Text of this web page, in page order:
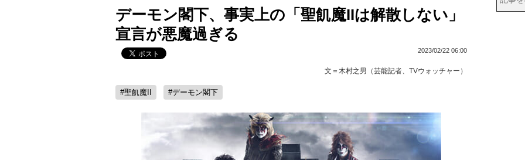
デーモン閣下、事実上の「聖飢魔IIは解散しない」
宣言が悪魔過ぎる
2023/02/22 06:00
文＝ 木村之男（芸能記者、TVウォッチャー）
#聖飢魔II #デーモン閣下